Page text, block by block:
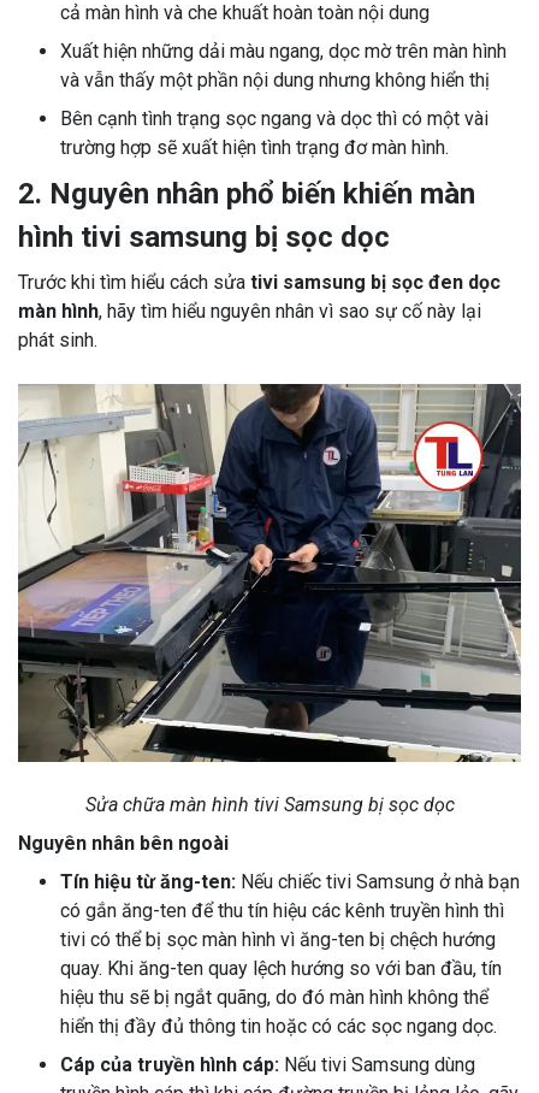
cả màn hình và che khuất hoàn toàn nội dung
Xuất hiện những dải màu ngang, dọc mờ trên màn hình
và vẫn thấy một phần nội dung nhưng không hiển thị
Bên cạnh tình trạng sọc ngang và dọc thì có một vài
trường hợp sẽ xuất hiện tình trạng đơ màn hình.
2. Nguyên nhân phổ biến khiến màn
hình tivi samsung bị sọc dọc
Trước khi tìm hiểu cách sửa tivi samsung bị sọc đen dọc
màn hình, hãy tìm hiểu nguyên nhân vì sao sự cố này lại
phát sinh.
Sửa chữa màn hình tivi Samsung bị sọc dọc
Nguyên nhân bên ngoài
Tín hiệu từ ăng-ten: Nếu chiếc tivi Samsung ở nhà bạn
có gắn ăng-ten để thu tín hiệu các kênh truyền hình thì
tivi có thể bị sọc màn hình vì ăng-ten bị chệch hướng
quay. Khi ăng-ten quay lệch hướng so với ban đầu, tín
hiệu thu sẽ bị ngắt quãng, do đó màn hình không thể
hiển thị đầy đủ thông tin hoặc có các sọc ngang dọc.
Cáp của truyền hình cáp: Nếu tivi Samsung dùng